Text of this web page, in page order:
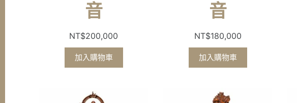
音
NT$200,000
加入購物車
音
NT$180,000
加入購物車